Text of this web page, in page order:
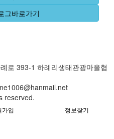
그바로가기
로 393-1 하례리생태관광마을협
reserved.
가입 정보찾기